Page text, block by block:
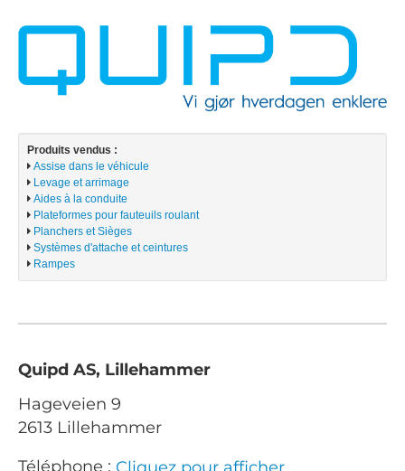
Produits vendus :
Assise dans le véhicule
Levage et arrimage
Aides à la conduite
Plateformes pour fauteuils roulant
Planchers et Sièges
Systèmes d'attache et ceintures
Rampes
Quipd AS, Lillehammer
Hageveien 9
2613 Lillehammer
Téléphone :